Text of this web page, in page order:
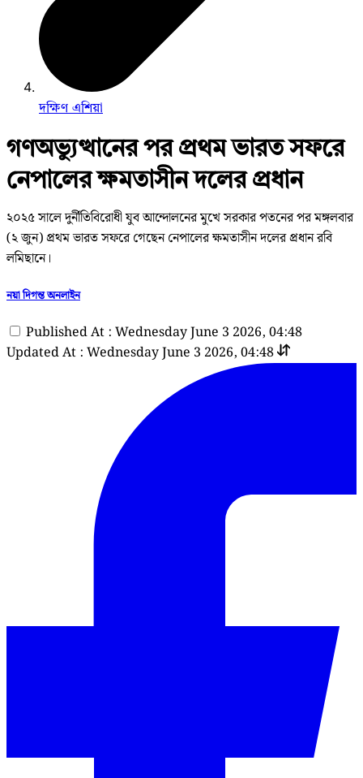
দক্ষিণ এশিয়া
গণঅভ্যুত্থানের পর প্রথম ভারত সফরে
নেপালের ক্ষমতাসীন দলের প্রধান
২০২৫ সালে দুর্নীতিবিরোধী যুব আন্দোলনের মুখে সরকার পতনের পর মঙ্গলবার
(২ জুন) প্রথম ভারত সফরে গেছেন নেপালের ক্ষমতাসীন দলের প্রধান রবি
লমিছানে।
নয়া দিগন্ত অনলাইন
Published At : Wednesday June 3 2026, 04:48
Updated At : Wednesday June 3 2026, 04:48